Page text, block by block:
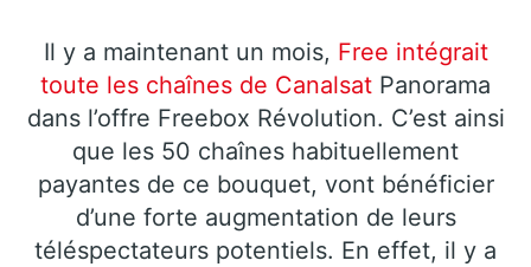
Il y a maintenant un mois, Free intégrait
toute les chaînes de Canalsat Panorama
dans l’offre Freebox Révolution. C’est ainsi
que les 50 chaînes habituellement
payantes de ce bouquet, vont bénéficier
d’une forte augmentation de leurs
téléspectateurs potentiels. En effet, il y a